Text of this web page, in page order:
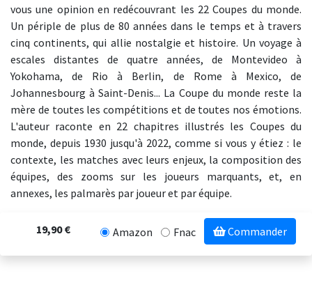
vous une opinion en redécouvrant les 22 Coupes du monde.
Un périple de plus de 80 années dans le temps et à travers
cinq continents, qui allie nostalgie et histoire. Un voyage à
escales distantes de quatre années, de Montevideo à
Yokohama, de Rio à Berlin, de Rome à Mexico, de
Johannesbourg à Saint-Denis... La Coupe du monde reste la
mère de toutes les compétitions et de toutes nos émotions.
L'auteur raconte en 22 chapitres illustrés les Coupes du
monde, depuis 1930 jusqu'à 2022, comme si vous y étiez : le
contexte, les matches avec leurs enjeux, la composition des
équipes, des zooms sur les joueurs marquants, et, en
annexes, les palmarès par joueur et par équipe.
19,90 € Amazon Fnac Commander